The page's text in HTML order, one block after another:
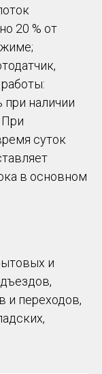
20 % от
наличии
суток
в основном
и
и переходов,